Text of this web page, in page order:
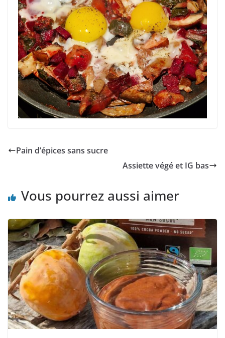
Pain d’épices sans sucre
Assiette végé et IG bas
Vous pourrez aussi aimer